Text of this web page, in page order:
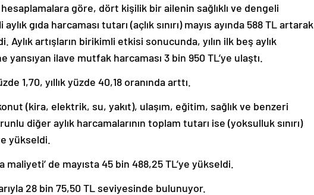
göre, dört kişilik bir ailenin sağlıklı ve dengeli
gıda harcaması tutarı (açlık sınırı) mayıs ayında 588 TL artarak
Aylık artışların birikimli etkisi sonucunda, yılın ilk beş aylık
ilave mutfak harcaması 3 bin 950 TL’ye ulaştı.
1,70, yıllık yüzde 40,18 oranında arttı.
(kira, elektrik, su, yakıt), ulaşım, eğitim, sağlık ve benzeri
diğer aylık harcamalarının toplam tutarı ise (yoksulluk sınırı)
yükseldi.
maliyeti’ de mayısta 45 bin 488,25 TL’ye yükseldi.
28 bin 75,50 TL seviyesinde bulunuyor.